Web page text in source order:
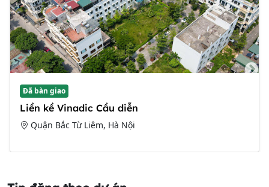
Đã bàn giao
Liền kề Vinadic Cầu diễn
Quận Bắc Từ Liêm, Hà Nội